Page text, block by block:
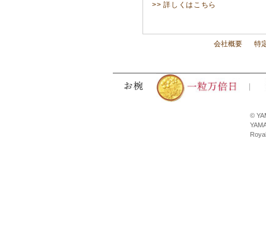
>> 詳しくはこちら
会社概要 特
©